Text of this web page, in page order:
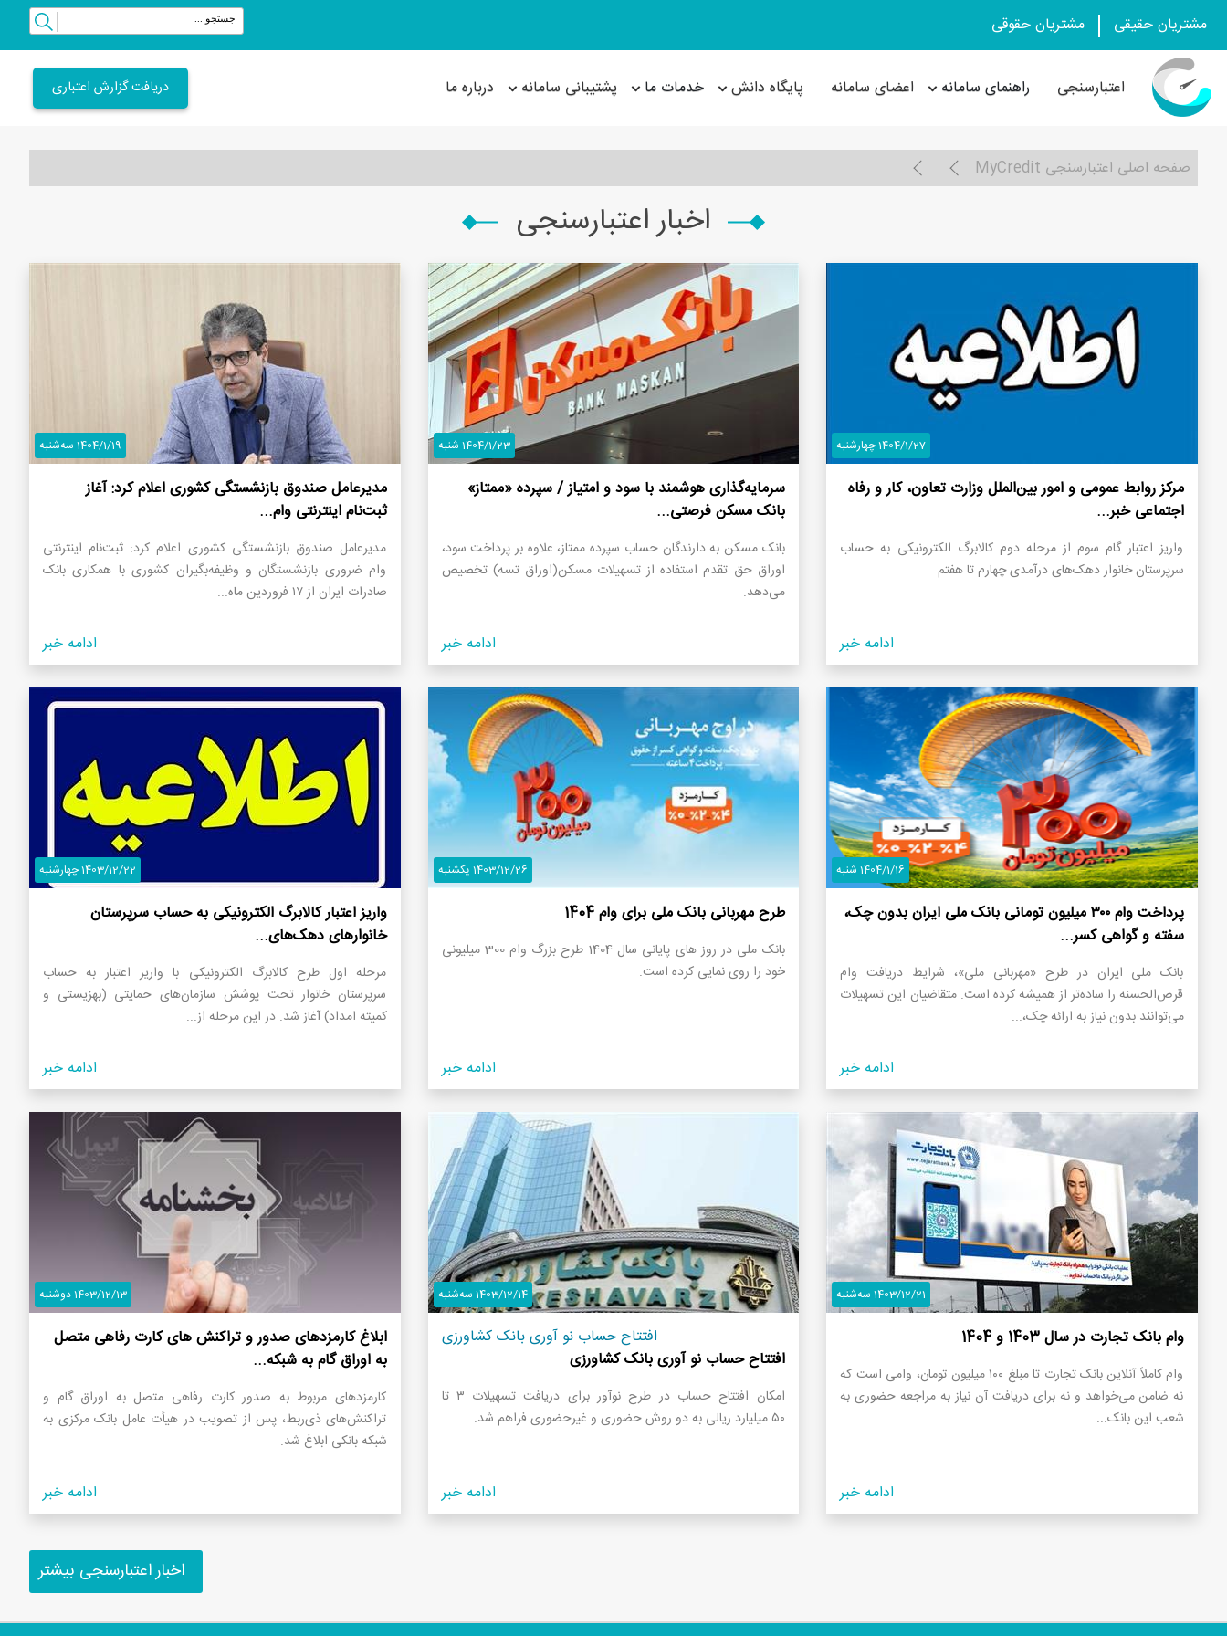
مشتریان حقیقی مشتریان حقوقی
اعتبارسنجی راهنمای سامانه اعضای سامانه پایگاه دانش خدمات ما پشتیبانی سامانه درباره ما دریافت گزارش اعتباری
صفحه اصلی اعتبارسنجی MyCredit
اخبار اعتبارسنجی
1404/1/27 چهارشنبه
مرکز روابط عمومی و امور بین‌الملل وزارت تعاون، کار و رفاه
اجتماعی خبر...
واریز اعتبار گام سوم از مرحله دوم کالابرگ الکترونیکی به حساب
سرپرستان خانوار‌ دهک‌های درآمدی چهارم تا هفتم
ادامه خبر
1404/1/23 شنبه
سرمایه‌گذاری هوشمند با سود و امتیاز / سپرده «ممتاز»
بانک مسکن فرصتی...
بانک مسکن به دارندگان حساب سپرده ممتاز، علاوه بر پرداخت سود،
اوراق حق تقدم استفاده از تسهیلات مسکن(اوراق تسه) تخصیص
می‌دهد.
ادامه خبر
1404/1/19 سه‌شنبه
مدیرعامل صندوق بازنشستگی کشوری اعلام کرد: آغاز
ثبت‌نام اینترنتی وام...
مدیرعامل صندوق بازنشستگی کشوری اعلام کرد: ثبت‌نام اینترنتی
وام ضروری بازنشستگان و وظیفه‌بگیران کشوری با همکاری بانک
صادرات ایران از ۱۷ فروردین ماه...
ادامه خبر
1404/1/16 شنبه
پرداخت وام ۳۰۰ میلیون تومانی بانک ملی ایران بدون چک،
سفته و گواهی کسر...
بانک ملی ایران در طرح «مهربانی ملی»، شرایط دریافت وام
قرض‌الحسنه را ساده‌تر از همیشه کرده است. متقاضیان این تسهیلات
می‌توانند بدون نیاز به ارائه چک،...
ادامه خبر
1403/12/26 یکشنبه
طرح مهربانی بانک ملی برای وام 1404
بانک ملی در روز های پایانی سال 1404 طرح بزرگ وام 300 میلیونی
خود را روی نمایی کرده است.
ادامه خبر
1403/12/22 چهارشنبه
واریز اعتبار کالابرگ الکترونیکی به حساب سرپرستان
خانوار‌های دهک‌های...
مرحله اول طرح کالابرگ الکترونیکی با واریز اعتبار به حساب
سرپرستان خانوار تحت پوشش سازمان‌های حمایتی (بهزیستی و
کمیته امداد) آغاز شد. در این مرحله از...
ادامه خبر
1403/12/21 سه‌شنبه
وام بانک تجارت در سال 1403 و 1404
وام کاملاً آنلاین بانک تجارت تا مبلغ ۱۰۰ میلیون تومان، وامی است که
نه ضامن می‌خواهد و نه برای دریافت آن نیاز به مراجعه حضوری به
شعب این بانک...
ادامه خبر
1403/12/14 سه‌شنبه
افتتاح حساب نو آوری بانک کشاورزی
افتتاح حساب نو آوری بانک کشاورزی
امکان افتتاح حساب در طرح نوآور برای دریافت تسهیلات ۳ تا
۵۰ میلیارد ریالی به دو روش حضوری و غیرحضوری فراهم شد.
ادامه خبر
1403/12/13 دوشنبه
ابلاغ کارمزدهای صدور و تراکنش های کارت رفاهی متصل
به اوراق گام به شبکه...
کارمزدهای مربوط به صدور کارت رفاهی متصل به اوراق گام و
تراکنش‌های ذی‌ربط، پس از تصویب در هیأت عامل بانک مرکزی به
شبکه بانکی ابلاغ شد.
ادامه خبر
اخبار اعتبارسنجی بیشتر